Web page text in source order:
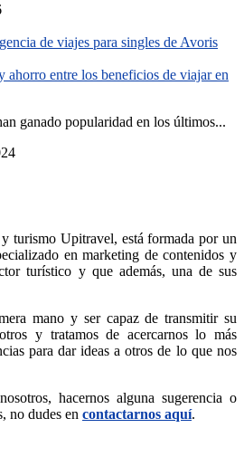
ahorro entre los beneficios de viajar en
ganado popularidad en los últimos...
turismo Upitravel, está formada por un
en marketing de contenidos y
turístico y que además, una de sus
mano y ser capaz de transmitir su
y tratamos de acercarnos lo más
para dar ideas a otros de lo que nos
hacernos alguna sugerencia o
no dudes en contactarnos aquí.